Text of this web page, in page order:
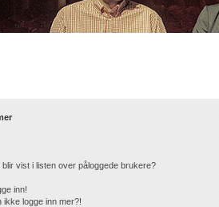
vist i listen over påloggede brukere?
inn!
ikke logge inn mer?!